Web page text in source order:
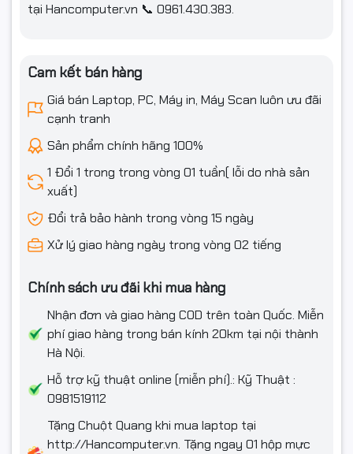
tại Hancomputer.vn 📞 0961.430.383.
Cam kết bán hàng
Giá bán Laptop, PC, Máy in, Máy Scan luôn ưu đãi
cạnh tranh
Sản phẩm chính hãng 100%
1 Đổi 1 trong trong vòng 01 tuần( lỗi do nhà sản
xuất)
Đổi trả bảo hành trong vòng 15 ngày
Xử lý giao hàng ngày trong vòng 02 tiếng
Chính sách ưu đãi khi mua hàng
Nhận đơn và giao hàng COD trên toàn Quốc. Miễn
phí giao hàng trong bán kính 20km tại nội thành
Hà Nội.
Hỗ trợ kỹ thuật online (miễn phí).: Kỹ Thuật :
0981519112
Tặng Chuột Quang khi mua laptop tại
http://Hancomputer.vn. Tặng ngay 01 hộp mực